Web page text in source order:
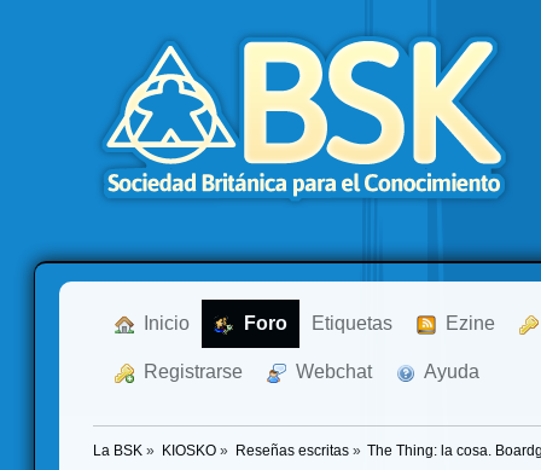
Inicio Foro Etiquetas Ezine
Registrarse Webchat Ayuda
La BSK » KIOSKO» Reseñas escritas» The Thing: la cosa.